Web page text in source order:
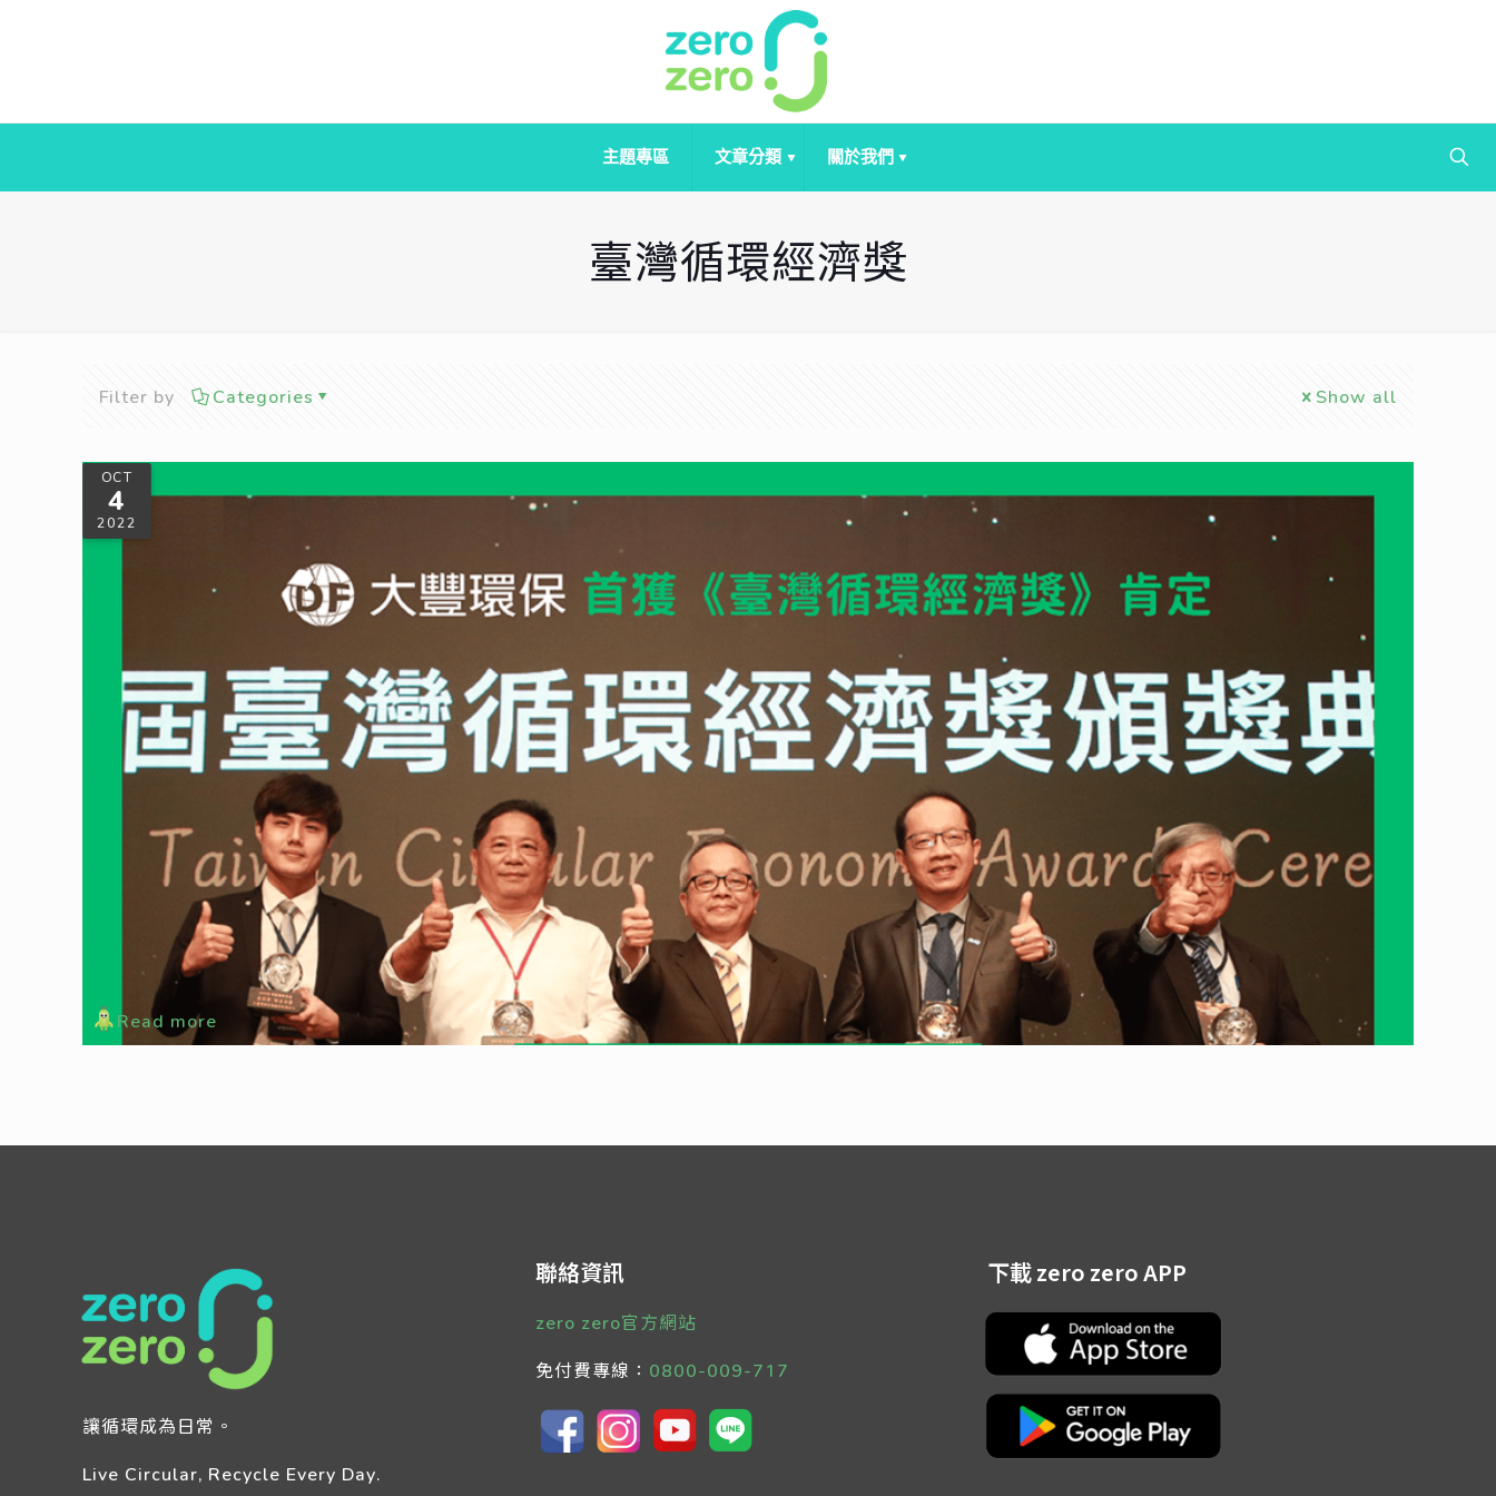
主題專區 文章分類 關於我們
臺灣循環經濟獎
Filter by Categories Show all
OCT
4
2022
大豐環保首獲《臺灣循環經濟獎》肯定，再生塑膠粒榮獲產品獎
第三屆《臺灣循環經濟獎》頒獎典禮於9月30日所舉行，大豐環保以PCR-HDPE以及PCR-PP兩種再生料參與第三屆《臺灣循環經濟獎》產品獎的角逐，此次參與評選的公司皆來自全臺優秀企業，如此競爭
的環境之下，非常榮幸能獲得「產品獎」的肯定。大豐環保以零廢棄、全循環作為經營公司的使命，將持續建構完善的循環再製體系，實現循環經濟，促進企業永續發展。
Read more
讓循環成為日常。
Live Circular, Recycle Every Day.
聯絡資訊
zero zero官方網站
免付費專線： 0800-009-717
下載 zero zero APP